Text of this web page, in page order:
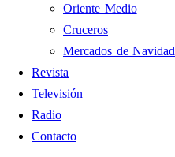
Oriente Medio
Cruceros
Mercados de Navidad
Revista
Televisión
Radio
Contacto